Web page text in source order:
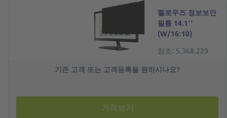
펠로우즈 정보보안
필름 14.1''
(W/16:10)
참조: 5.368.229
기존 고객 또는 고객등록을 원하시나요?
가격보기